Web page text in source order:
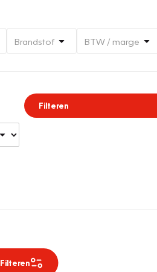
Brandstof BTW / marge
Filteren
Filteren